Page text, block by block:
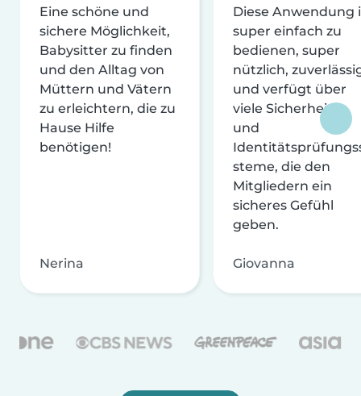
Eine schöne und
sichere Möglichkeit,
Babysitter zu finden
und den Alltag von
Müttern und Vätern
zu erleichtern, die zu
Hause Hilfe
benötigen!
Nerina
Diese Anwendung
super einfach zu
bedienen, super
nützlich,
und verfügt über
viele Sicherheits-
und
steme, die den
Mitgliedern ein
sicheres Gefühl
geben.
Giovanna